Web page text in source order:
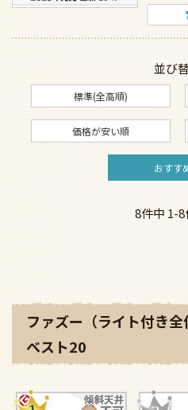
並び
標準(全高順)
価格が安い順
おすす
8件中 1-8
ファズー（ライト付き
ベスト20